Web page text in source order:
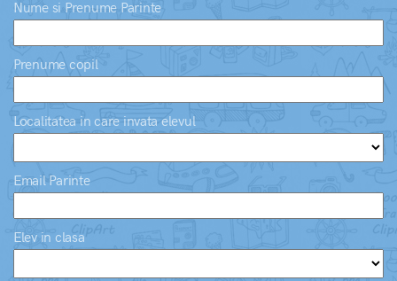
Nume si Prenume Parinte
Prenume copil
Localitatea in care invata elevul
Email Parinte
Elev in clasa